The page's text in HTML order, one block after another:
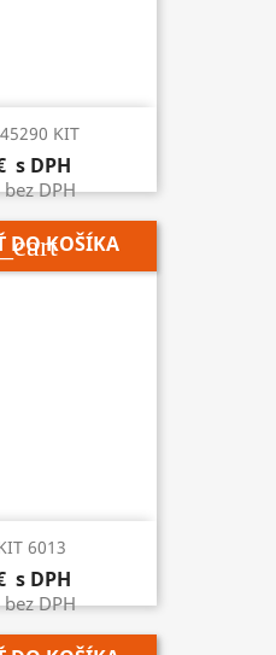
KIT
s DPH
bez DPH
DO KOŠÍKA
6013
s DPH
bez DPH